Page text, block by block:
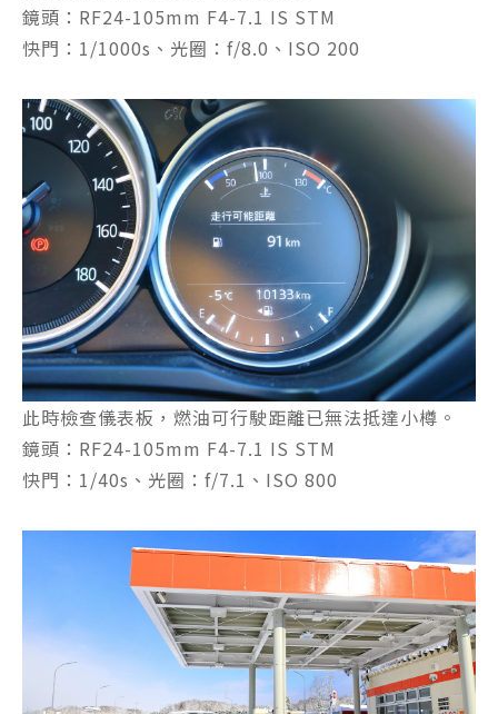
鏡頭：RF24-105mm F4-7.1 IS STM
快門：1/1000s、光圈：f/8.0、ISO 200
此時檢查儀表板，燃油可行駛距離已無法抵達小樽。
鏡頭：RF24-105mm F4-7.1 IS STM
快門：1/40s、光圈：f/7.1、ISO 800